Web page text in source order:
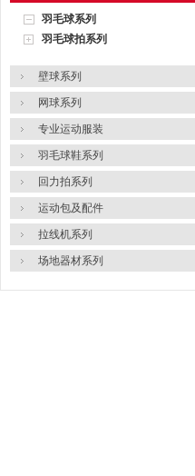
羽毛球系列
羽毛球拍系列
壁球系列
网球系列
专业运动服装
羽毛球鞋系列
回力拍系列
运动包及配件
拉线机系列
场地器材系列